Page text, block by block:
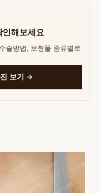
인해보세요
술방법, 보형물 종류별로
보기 →